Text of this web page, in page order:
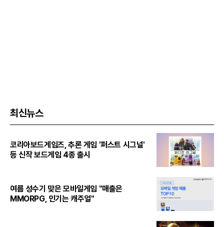
최신뉴스
코리아보드게임즈, 추론 게임 '퍼스트 시그널'
등 신작 보드게임 4종 출시
여름 성수기 맞은 모바일게임 "매출은
MMORPG, 인기는 캐주얼"